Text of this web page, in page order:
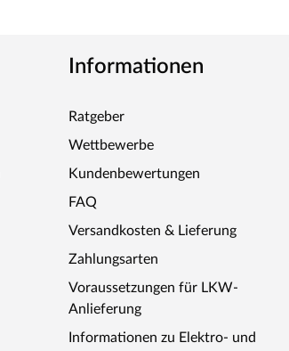
Informationen
Ratgeber
Wettbewerbe
Kundenbewertungen
FAQ
Versandkosten & Lieferung
Zahlungsarten
Voraussetzungen für LKW-
Anlieferung
Informationen zu Elektro- und